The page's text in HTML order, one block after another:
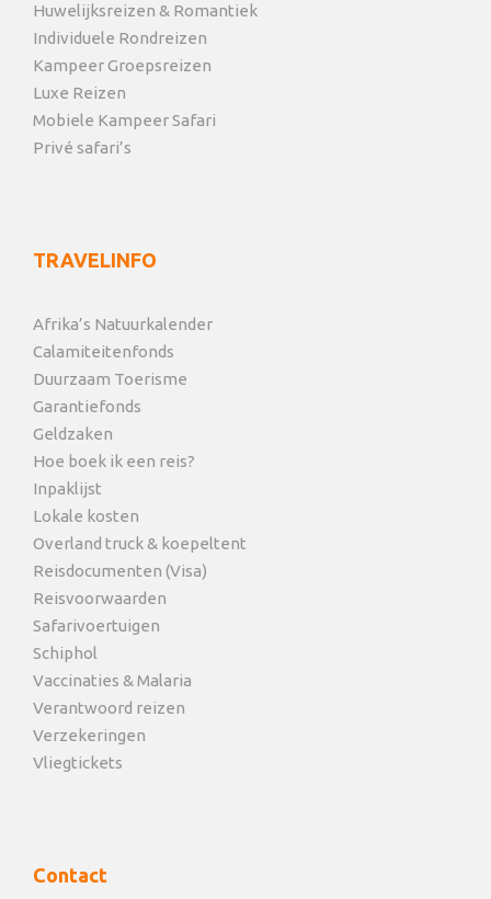
Huwelijksreizen & Romantiek
Individuele Rondreizen
Kampeer Groepsreizen
Luxe Reizen
Mobiele Kampeer Safari
Privé safari’s
TRAVELINFO
Afrika’s Natuurkalender
Calamiteitenfonds
Duurzaam Toerisme
Garantiefonds
Geldzaken
Hoe boek ik een reis?
Inpaklijst
Lokale kosten
Overland truck & koepeltent
Reisdocumenten (Visa)
Reisvoorwaarden
Safarivoertuigen
Schiphol
Vaccinaties & Malaria
Verantwoord reizen
Verzekeringen
Vliegtickets
Contact